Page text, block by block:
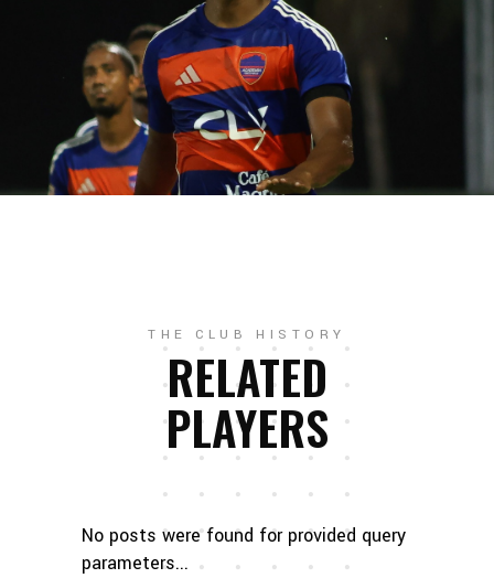
THE CLUB HISTORY
RELATED
PLAYERS
No posts were found for provided query
parameters...